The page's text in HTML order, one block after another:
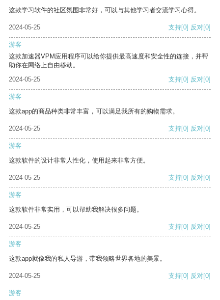
这款学习软件的社区氛围非常好，可以与其他学习者交流学习心得。
2024-05-25 支持[0] 反对[0]
游客
这款加速器VPM应用程序可以给你提供最高速度和安全性的连接，并帮
助你在网络上自由移动。
2024-05-25
支持[0] 反对[0]
游客
这款app的商品种类非常丰富，可以满足我所有的购物需求。
2024-05-25 支持[0] 反对[0]
游客
这款软件的设计非常人性化，使用起来非常方便。
2024-05-25 支持[0] 反对[0]
游客
这款软件非常实用，可以帮助我解决很多问题。
2024-05-25 支持[0] 反对[0]
游客
这款app就像我的私人导游，带我领略世界各地的美景。
2024-05-25 支持[0] 反对[0]
游客